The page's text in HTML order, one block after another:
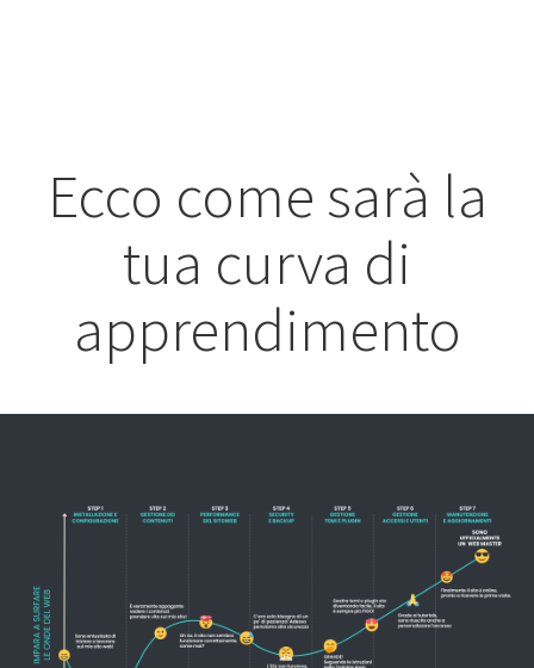
Ecco come sarà la
tua curva di
apprendimento